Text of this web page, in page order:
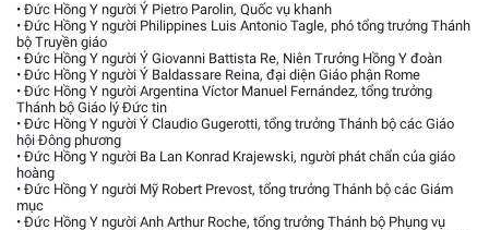
• Đức Hồng Y người Ý Pietro Parolin, Quốc vụ khanh
• Đức Hồng Y người Philippines Luis Antonio Tagle, phó tổng trưởng Thánh
bộ Truyền giáo
• Đức Hồng Y người Ý Giovanni Battista Re, Niên Trưởng Hồng Y đoàn
• Đức Hồng Y người Ý Baldassare Reina, đại diện Giáo phận Rome
• Đức Hồng Y người Argentina Víctor Manuel Fernández, tổng trưởng
Thánh bộ Giáo lý Đức tin
• Đức Hồng Y người Ý Claudio Gugerotti, tổng trưởng Thánh bộ các Giáo
hội Đông phương
• Đức Hồng Y người Ba Lan Konrad Krajewski, người phát chẩn của giáo
hoàng
• Đức Hồng Y người Mỹ Robert Prevost, tổng trưởng Thánh bộ các Giám
mục
• Đức Hồng Y người Anh Arthur Roche, tổng trưởng Thánh bộ Phụng vụ